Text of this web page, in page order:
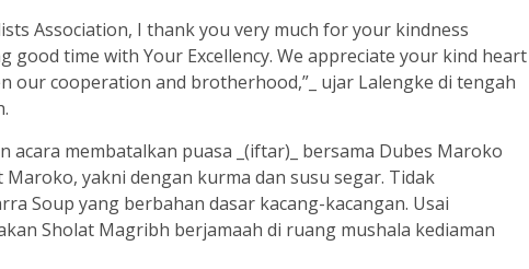
Association, I thank you very much for your kindness
time with Your Excellency. We appreciate your kind heart
our cooperation and brotherhood,”_ ujar Lalengke di tengah
membatalkan puasa _(iftar)_ bersama Dubes Maroko
yakni dengan kurma dan susu segar. Tidak
Soup yang berbahan dasar kacang-kacangan. Usai
Sholat Magribh berjamaah di ruang mushala kediaman